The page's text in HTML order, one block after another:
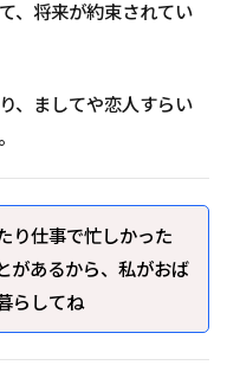
、将来が約束されてい
、ましてや恋人すらい
り仕事で忙しかった
があるから、私がおば
らしてね